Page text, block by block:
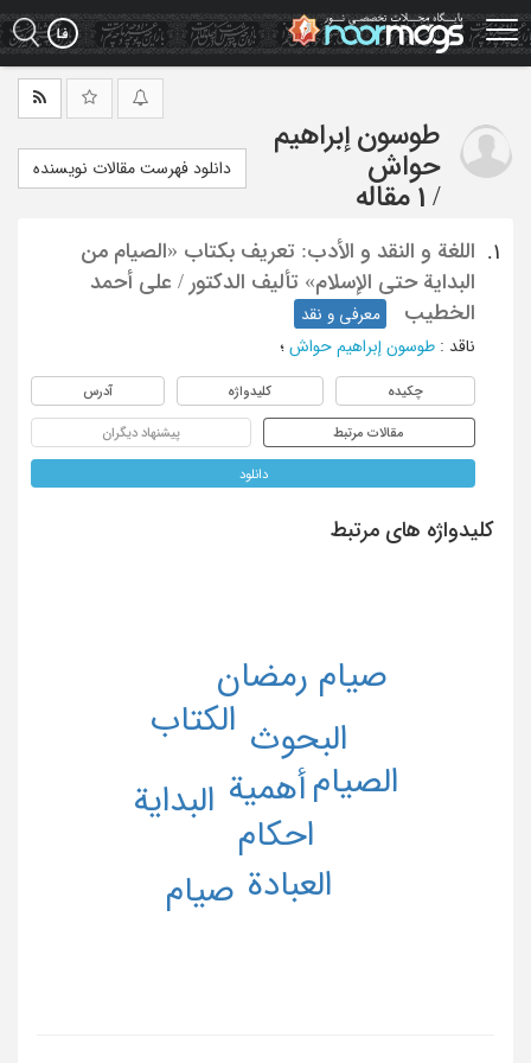
Skip
to
main
طوسون إبراهیم
حواش
/ 1 مقاله
دانلود فهرست مقالات نویسنده
1.
اللغة و النقد و الأدب: تعریف بکتاب «الصیام من
البدایة حتی الإسلام» تألیف الدکتور / علی أحمد
الخطیب
معرفی و نقد
ناقد : طوسون إبراهیم حواش ؛
چکیده کلیدواژه آدرس
مقالات مرتبط پیشنهاد دیگران
دانلود
کلیدواژه های مرتبط
أهمیة
احکام
البحوث
البدایة
الصیام
العبادة
الکتاب
صیام
صیام رمضان